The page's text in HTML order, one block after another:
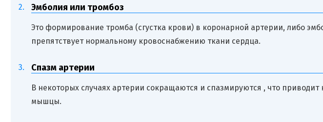
Эмболия или тромбоз
Это формирование тромба (сгустка крови) в коронарной артерии, либо
препятствует нормальному кровоснабжению ткани сердца.
Спазм артерии
В некоторых случаях артерии сокращаются и спазмируются , что
мышцы.